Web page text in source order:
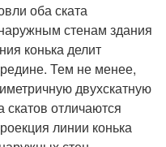
оба ската
стенам здания
конька делит
Тем не менее,
двухскатную
скатов отличаются
линии конька